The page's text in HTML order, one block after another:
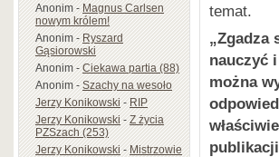
Anonim-Magnus Carlsen
nowym królem!
Anonim-Ryszard
Gąsiorowski
Anonim-Ciekawa partia (88)
Anonim-Szachy na wesoło
Jerzy Konikowski-RIP
Jerzy Konikowski-Z życia
PZSzach (253)
Jerzy Konikowski-Mistrzowie
temat.
„Zgadza
nauczyć
można